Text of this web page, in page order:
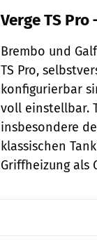
Verge TS
Brembo und
TS Pro,
konfigurierbar
voll einstellbar.
insbesondere
klassischen
Griffheizung als